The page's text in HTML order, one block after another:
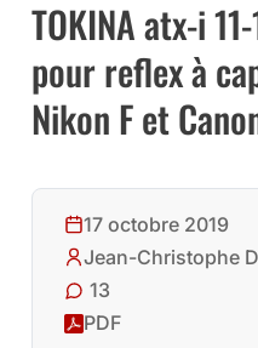
TOKINA atx-i
pour reflex à
Nikon F et
17 octobre 2019
Jean-Christophe
13
PDF